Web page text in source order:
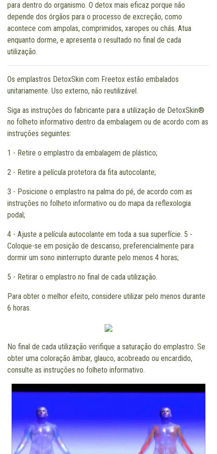
para dentro do organismo. O detox mais eficaz porque não
depende dos órgãos para o processo de excreção, como
acontece com ampolas, comprimidos, xaropes ou chás. Atua
enquanto dorme, e apresenta o resultado no final de cada
utilização.
Os emplastros DetoxSkin com Freetox estão embalados
unitariamente. Uso externo, não reutilizável.
Siga as instruções do fabricante para a utilização de DetoxSkin®
no folheto informativo dentro da embalagem ou de acordo com as
instruções seguintes:
1 - Retire o emplastro da embalagem de plástico;
2 - Retire a película protetora da fita autocolante;
3 - Posicione o emplastro na palma do pé, de acordo com as
instruções no folheto informativo ou do mapa da reflexologia
podal;
4 - Ajuste a película autocolante em toda a sua superfície. 5 -
Coloque-se em posição de descanso, preferencialmente para
dormir um sono ininterrupto durante pelo menos 4 horas;
5 - Retirar o emplastro no final de cada utilização.
Para obter o melhor efeito, considere utilizar pelo menos durante
6 horas.
No final de cada utilização verifique a saturação do emplastro. Se
obter uma coloração âmbar, glauco, acobreado ou encardido,
consulte as instruções no folheto informativo.